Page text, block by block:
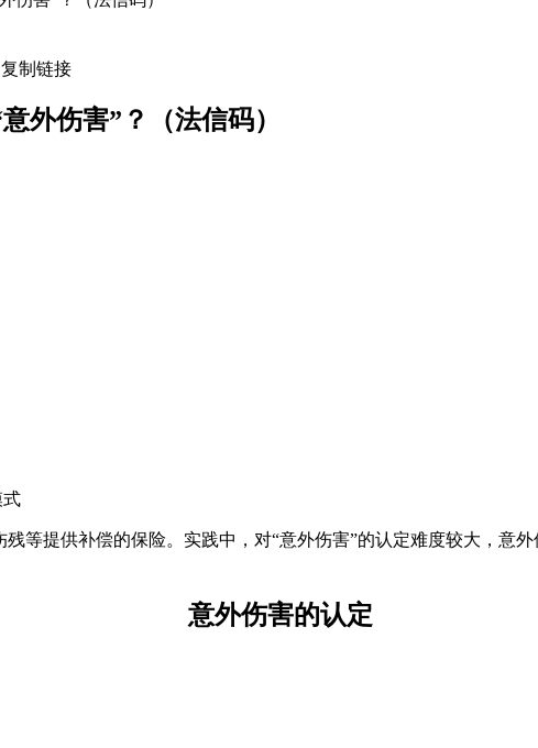
复制链接
外伤害”？（法信码）
式
等提供补偿的保险。实践中，对“意外伤害”的认定难度较大，意
意外伤害的认定